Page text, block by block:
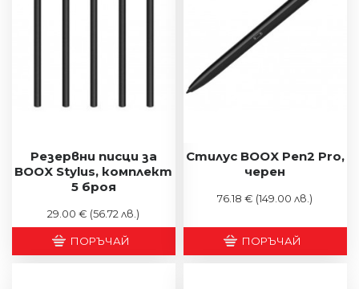
Резервни писци за
BOOX Stylus, комплект
5 броя
29.00 € (56.72 лв.)
ПОРЪЧАЙ
Стилус BOOX Pen2 Pro,
черен
76.18 € (149.00 лв.)
ПОРЪЧАЙ